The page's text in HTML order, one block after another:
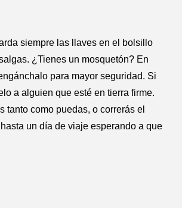
siempre las llaves en el bolsillo
¿Tienes un mosquetón? En
para mayor seguridad. Si
a alguien que esté en tierra firme.
tanto como puedas, o correrás el
un día de viaje esperando a que